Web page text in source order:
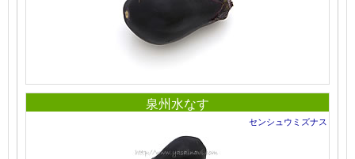
泉州水なす
センシュウミズナス